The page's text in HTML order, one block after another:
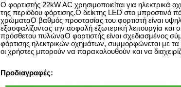
Ο φορτιστής 22kW AC χρησιμοποιείται για ηλεκτρικά
της περιόδου φόρτισης.Ο δείκτης LED στο μπροστινό
χρώματαΟ βαθμός προστασίας του φορτιστή είναι
εξασφαλίζοντας την ασφαλή εξωτερική λειτουργία
πρόσθετου πυλώναΟ φορτιστής είναι σχεδιασμένος
φόρτισης ηλεκτρικών οχημάτων, συμμορφώνεται με
οι χρήστες μπορούν να παρακολουθούν και να
Προδιαγραφές: